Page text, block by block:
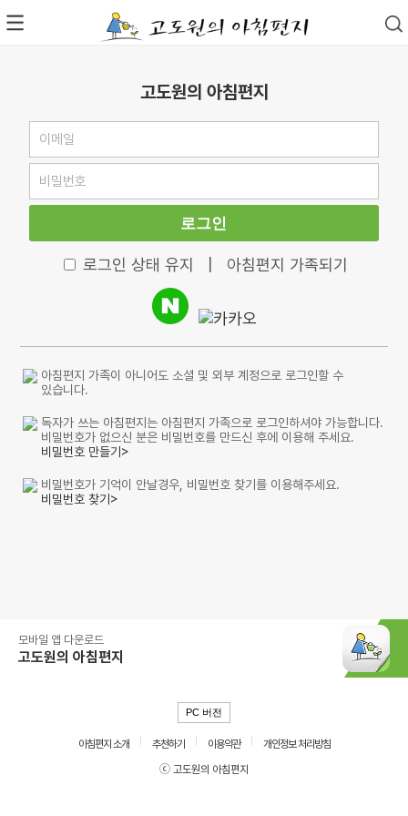
고도원의 아침편지
로그인
로그인 상태 유지 아침편지 가족되기
아침편지 가족이 아니어도 소셜 및 외부 계정으로 로그인할 수
있습니다.
독자가 쓰는 아침편지는 아침편지 가족으로 로그인하셔야 가능합니다.
비밀번호가 없으신 분은 비밀번호를 만드신 후에 이용해 주세요.
비밀번호 만들기>
비밀번호가 기억이 안날경우, 비밀번호 찾기를 이용해주세요.
비밀번호 찾기>
모바일 앱 다운로드
고도원의 아침편지
PC 버전
아침편지 소개 추천하기 이용약관
개인정보 처리방침
ⓒ 고도원의 아침편지